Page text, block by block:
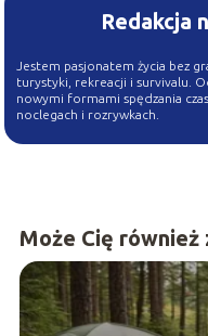
Redakcja
Jestem pasjonatem życia bez
turystyki, rekreacji i survivalu.
nowymi formami spędzania
noclegach i rozrywkach.
Może Cię